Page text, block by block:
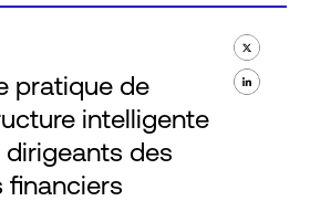
pratique de
intelligente
dirigeants des
financiers